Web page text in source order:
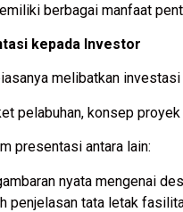
berbagai manfaat
kepada Investor
melibatkan
pelabuhan, konsep
presentasi antara lain:
nyata mengenai
penjelasan tata letak